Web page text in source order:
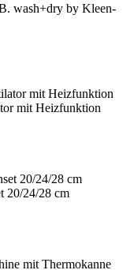
wash+dry by Kleen-
mit Heizfunktion
20/24/28 cm